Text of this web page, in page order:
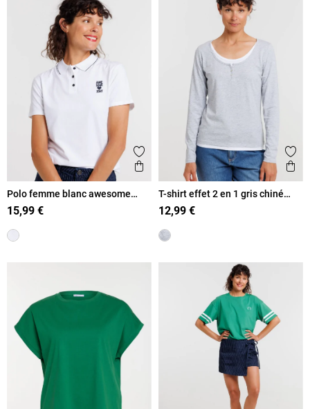
Ajouter aux favoris
Aperçu rapide
Polo femme blanc awesome
today
15,99 €
T-shirt effet 2 en 1 gris chiné
femme
12,99 €